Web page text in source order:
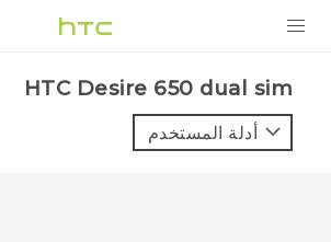
VIVE
HTC Desire 650 dual sim‎
أدلة المستخدم